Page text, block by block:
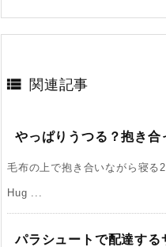
 関連記事
やっぱりうつる？抱き
毛布の上で抱き合いながら寝
Hug ...
パラシュートで配達する